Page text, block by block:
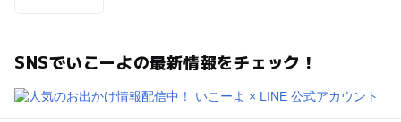
SNSでいこーよの最新情報をチェック！